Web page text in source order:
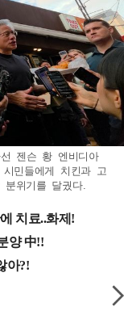
젠슨 황 엔비디아
민들에게 치킨과 고
분위기를 달궜다.